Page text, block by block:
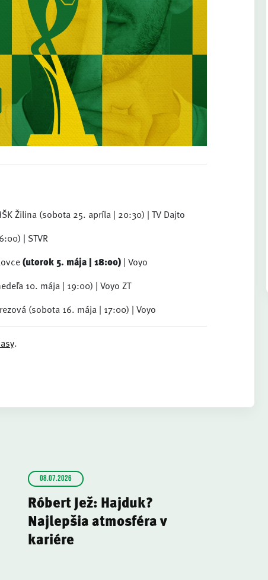
Žilina (sobota 25. apríla | 20:30) | TV Dajto
| STVR
(utorok 5. mája | 18:00) | Voyo
10. mája | 19:00) | Voyo ZT
(sobota 16. mája | 17:00) | Voyo
.
08.07.2026
Róbert Jež: Hajduk?
Najlepšia atmosféra v
kariére